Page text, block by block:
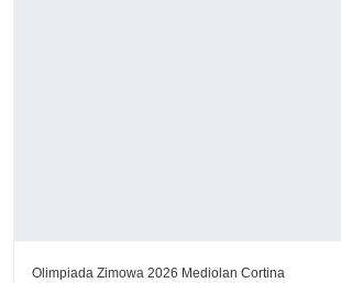
Olimpiada Zimowa 2026 Mediolan Cortina